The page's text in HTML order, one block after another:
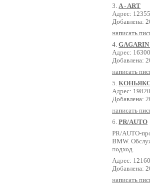
3. A - ART
Адрес:
Добавлена:
написать
4.
Адрес:
Добавлена:
написать
5.
Адрес:
Добавлена:
написать
6. PR/AUTO
PR/AUTO-
BMW.
подход.
Адрес:
Добавлена:
написать